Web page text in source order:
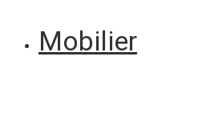
Mobilier